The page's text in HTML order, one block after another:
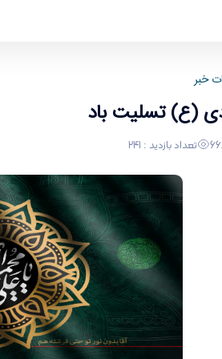
خبر
(ع) تسلیت باد
تعداد بازدید : 241